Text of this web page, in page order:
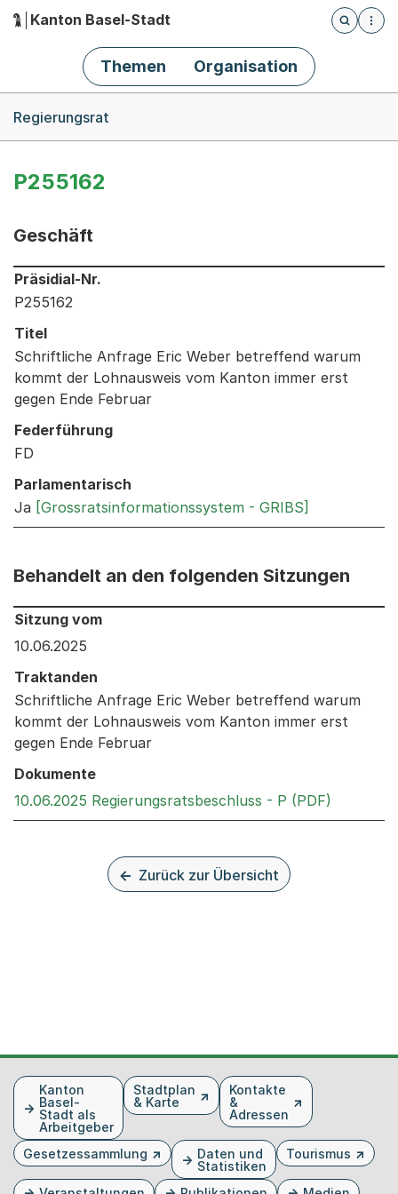
Hauptnavigation
Kanton Basel-Stadt
Öffnet
Themen Organisation
Regierungsrat
P255162
Geschäft
Informationen zum Ausgewählten Geschäft
Präsidial-Nr.
P255162
Titel
Schriftliche Anfrage Eric Weber betreffend warum
kommt der Lohnausweis vom Kanton immer erst
gegen Ende Februar
Federführung
FD
Parlamentarisch
Ja [Grossratsinformationssystem - GRIBS]
Behandelt an den folgenden Sitzungen
Behandelt an den folgenden Sitzungen: Informationen
Sitzung vom
10.06.2025
Traktanden
Schriftliche Anfrage Eric Weber betreffend warum
kommt der Lohnausweis vom Kanton immer erst
gegen Ende Februar
Dokumente
10.06.2025 Regierungsratsbeschluss - P (PDF)
Zurück zur Übersicht
FusszeileKanton
Basel-
Stadt als
Arbeitgeber
Stadtplan
& Karte
Kontakte
&
Adressen
Gesetzessammlung
Daten und
Statistiken
Tourismus